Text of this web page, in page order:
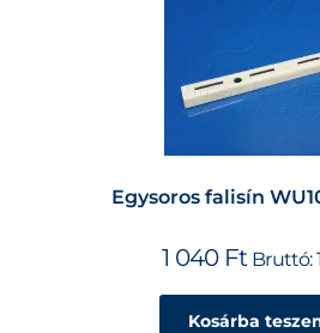
Egysoros falisín
1 040 Ft Bruttó:
Kosárba